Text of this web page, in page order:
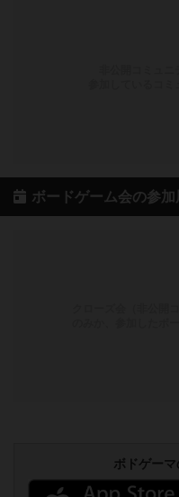
ボードゲーム会の参加
ボドゲー